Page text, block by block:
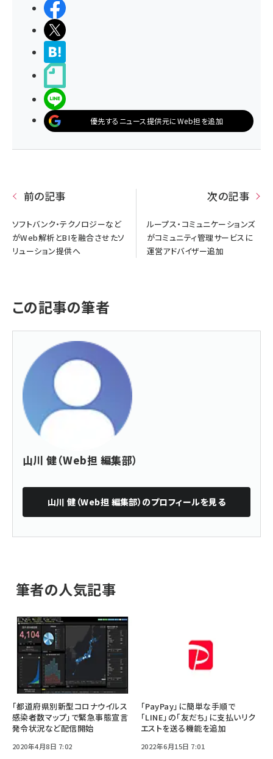
優先するニュース提供元にWeb担を追加
前の記事
ソフトバンク・テクノロジーなど
がWeb解析とBIを融合させたソ
リューション提供へ
次の記事
ループス・コミュニケーションズ
がコミュニティ管理サービスに
運営アドバイザー追加
この記事の筆者
山川 健（Web担 編集部）
山川 健（Web担 編集部） のプロフィールを見る
筆者の人気記事
「都道府県別新型コロナウイルス
感染者数マップ」で緊急事態宣言
発令状況など配信開始
2020年4月8日 7:02
「PayPay」に簡単な手順で
「LINE」の「友だち」に支払いリク
エストを送る機能を追加
2022年6月15日 7:01